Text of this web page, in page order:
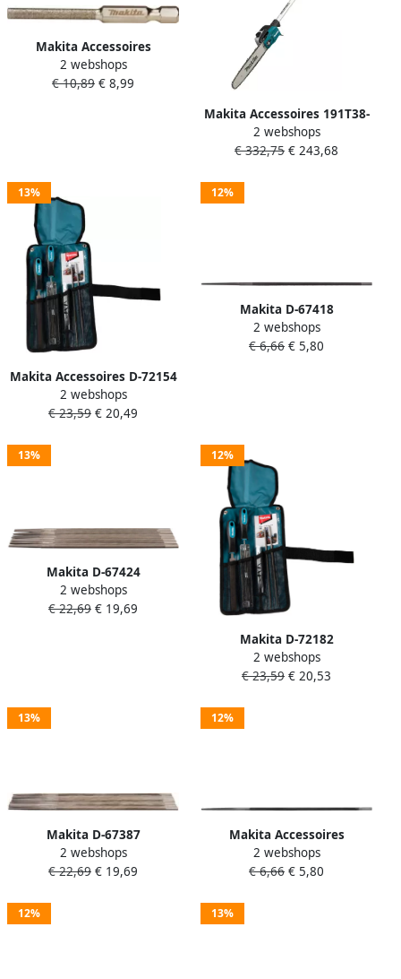
Makita Accessoires
Kettingzaagvijlbit rond 1
4x4.5mm D-73754
2 webshops
€ 10,89 € 8,99
Makita Accessoires 191T38-
7 | Kettingzaag opzetstuk
EY403MP 191T38-7
2 webshops
€ 332,75 € 243,68
13%
Makita Accessoires D-72154
| Kettingzaagvijlset | 4.0
mm D-72154
2 webshops
€ 23,59 € 20,49
12%
Makita D-67418
Kettingzaagvijl 5 2mm 2pc |
Mtools
2 webshops
€ 6,66 € 5,80
13%
Makita D-67424
Kettingzaagvijl 5 2mm 12pc
| Mtools
2 webshops
€ 22,69 € 19,69
12%
Makita D-72182
Kettingzaagvijlset 5.2mm |
Mtools
2 webshops
€ 23,59 € 20,53
13%
Makita D-67387
Kettingzaagvijl 4 5mm 12pc
| Mtools
2 webshops
€ 22,69 € 19,69
12%
Makita Accessoires
Kettingzaagvijl 4 5mm 2pc
D-67371
2 webshops
€ 6,66 € 5,80
12% 13%